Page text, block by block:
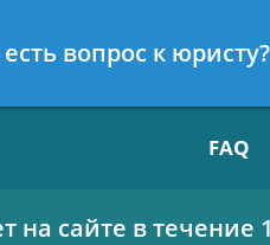
FAQ
на сайте в течение
вопрос к юристу?